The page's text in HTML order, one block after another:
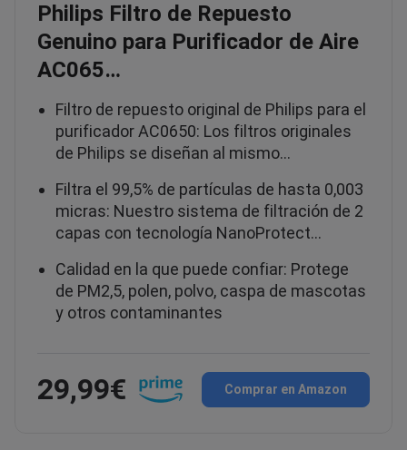
Philips Filtro de Repuesto
Genuino para Purificador de Aire
AC065…
Filtro de repuesto original de Philips para el
purificador AC0650: Los filtros originales
de Philips se diseñan al mismo…
Filtra el 99,5% de partículas de hasta 0,003
micras: Nuestro sistema de filtración de 2
capas con tecnología NanoProtect…
Calidad en la que puede confiar: Protege
de PM2,5, polen, polvo, caspa de mascotas
y otros contaminantes
29,99€ Comprar en Amazon